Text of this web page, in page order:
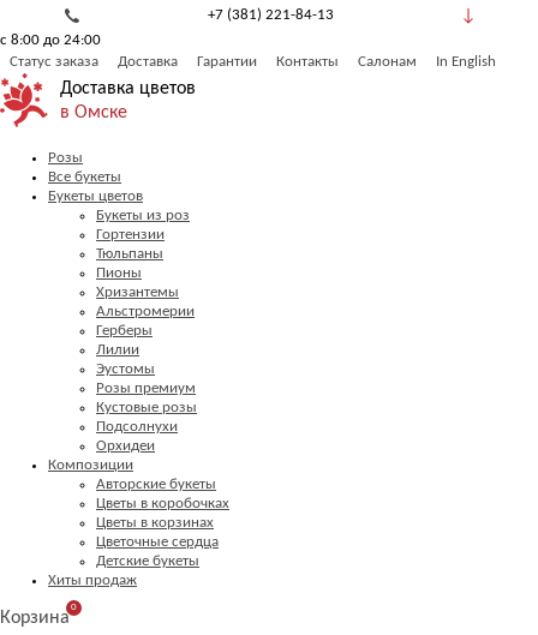
+7 (381) 221-84-13
с 8:00 до 24:00
Статус заказа
Доставка Гарантии Контакты Салонам In English
Доставка цветов
в Омске
Розы
Все букеты
Букеты цветов
Букеты из роз
Гортензии
Тюльпаны
Пионы
Хризантемы
Альстромерии
Герберы
Лилии
Эустомы
Розы премиум
Кустовые розы
Подсолнухи
Орхидеи
Композиции
Авторские букеты
Цветы в коробочках
Цветы в корзинах
Цветочные сердца
Детские букеты
Хиты продаж
Корзина
0